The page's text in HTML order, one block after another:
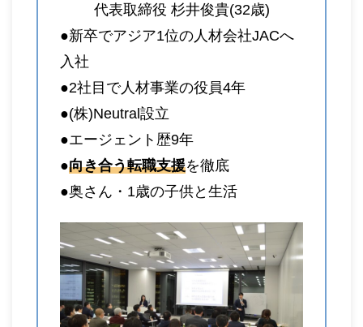
代表取締役 杉井俊貴(32歳)
●新卒でアジア1位の人材会社JACへ
入社
●2社目で人材事業の役員4年
●(株)Neutral設立
●エージェント歴9年
●向き合う転職支援を徹底
●奥さん・1歳の子供と生活